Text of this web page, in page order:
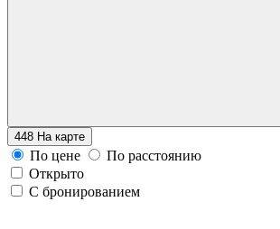
448 На карте
По цене
По расстоянию
Открыто
С бронированием